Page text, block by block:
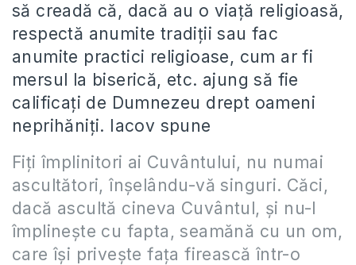
să creadă că, dacă au o viață religioasă,
respectă anumite tradiții sau fac
anumite practici religioase, cum ar fi
mersul la biserică, etc. ajung să fie
calificați de Dumnezeu drept oameni
neprihăniți. Iacov spune
Fiți împlinitori ai Cuvântului, nu numai
ascultători, înșelându-vă singuri. Căci,
dacă ascultă cineva Cuvântul, și nu-l
împlinește cu fapta, seamănă cu un om,
care își privește fața firească într-o